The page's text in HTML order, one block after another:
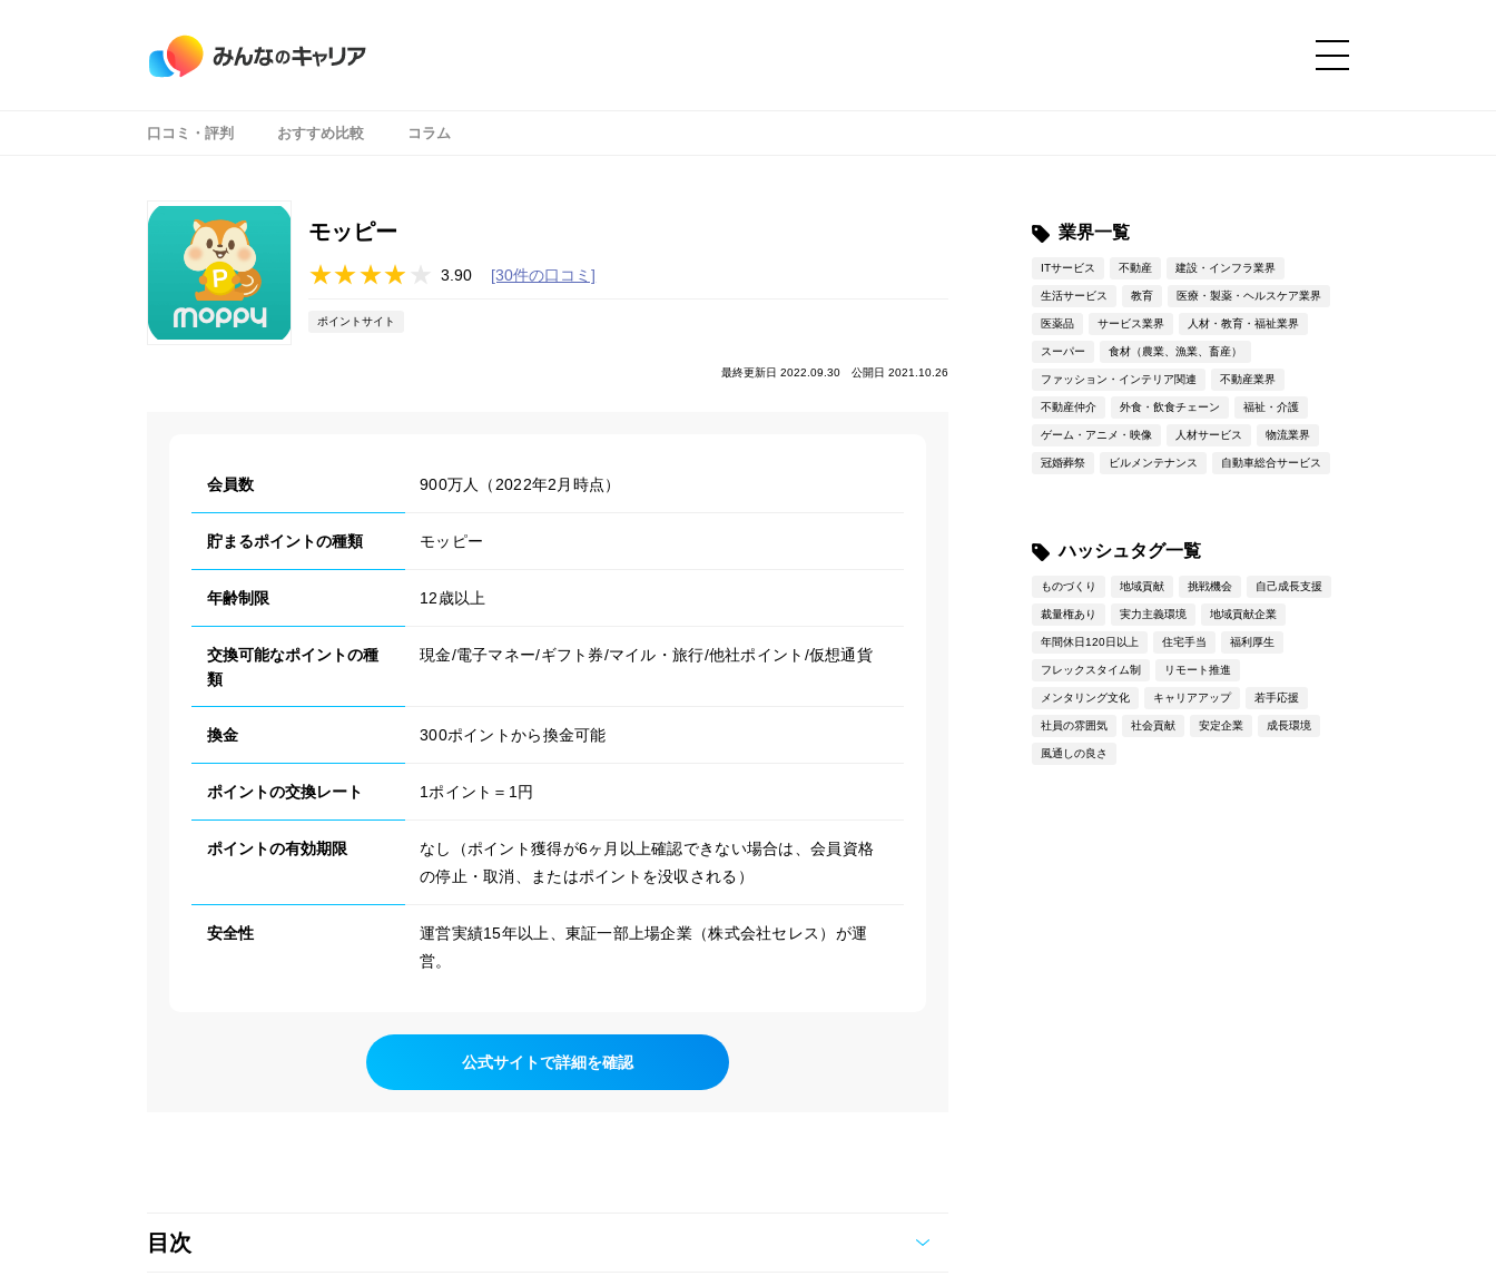
口コミ・評判 おすすめ比較 コラム
モッピー
3.90 [30件の口コミ]
ポイントサイト
最終更新日 2022.09.30 公開日 2021.10.26
会員数 900万人（2022年2月時点）
貯まるポイントの種類 モッピー
年齢制限 12歳以上
交換可能なポイントの種
類
現金/電子マネー/ギフト券/マイル・旅行/他社ポイント/仮想通貨
換金 300ポイントから換金可能
ポイントの交換レート 1ポイント＝1円
ポイントの有効期限
なし（ポイント獲得が6ヶ月以上確認できない場合は、会員資格
の停止・取消、またはポイントを没収される）
安全性
運営実績15年以上、東証一部上場企業（株式会社セレス）が運
営。
公式サイトで詳細を確認
目次
業界一覧
ITサービス 不動産 建設・インフラ業界
生活サービス 教育 医療・製薬・ヘルスケア業界
医薬品 サービス業界 人材・教育・福祉業界
スーパー 食材（農業、漁業、畜産）
ファッション・インテリア関連 不動産業界
不動産仲介 外食・飲食チェーン 福祉・介護
ゲーム・アニメ・映像 人材サービス 物流業界
冠婚葬祭 ビルメンテナンス 自動車総合サービス
ハッシュタグ一覧
ものづくり 地域貢献 挑戦機会 自己成長支援
裁量権あり 実力主義環境 地域貢献企業
年間休日120日以上 住宅手当 福利厚生
フレックスタイム制 リモート推進
メンタリング文化 キャリアアップ 若手応援
社員の雰囲気 社会貢献 安定企業 成長環境
風通しの良さ